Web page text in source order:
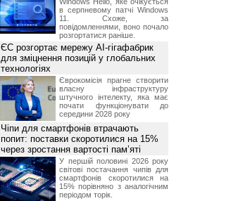
в серпневому патчі Windows
11. Схоже, за
повідомленнями, воно почало
розгортатися раніше.
ЄС розгортає мережу AI-гігафабрик
для зміцнення позицій у глобальних
технологіях
Єврокомісія прагне створити
власну інфраструктуру
штучного інтелекту, яка має
почати функціонувати до
середини 2028 року
Чіпи для смартфонів втрачають
попит: поставки скоротилися на 15%
через зростання вартості пам’яті
У першій половині 2026 року
світові постачання чипів для
смартфонів скоротилися на
15% порівняно з аналогічним
періодом торік.